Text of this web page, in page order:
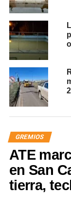
GREMIOS
ATE
en San
tierra,